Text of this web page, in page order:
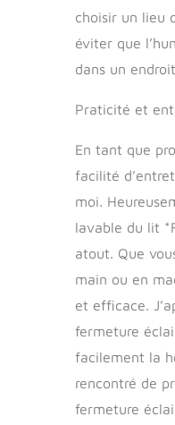
choisir un lieu
éviter que
dans un
Praticité et
En tant que
facilité
moi.
lavable du lit
atout. Que
main ou en
et efficace.
fermeture
facilement la
rencontré de
fermeture